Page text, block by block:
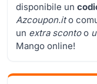
disponibile un
Azcoupon.ito
un extra scontoo
Mango online!